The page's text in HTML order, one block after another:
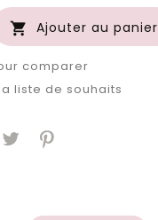
 Ajouter au panier
comparer
liste de souhaits